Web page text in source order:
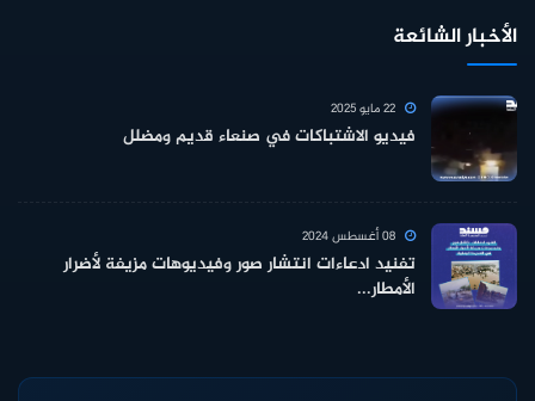
الأخبار الشائعة
فيديو الاشتباكات في صنعاء قديم ومضلل
تفنيد ادعاءات انتشار صور وفيديوهات مزيفة لأضرار
الأمطار...